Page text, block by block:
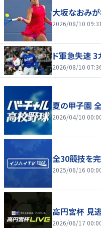
大坂なおみ
2026/08/10 09:31
ド軍急失速 3
2026/08/10
夏の甲子園
2026/04/10
全30競技を
2025/06/16
高円宮杯 見
2026/06/17